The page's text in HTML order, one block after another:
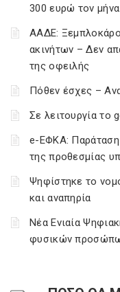
300 ευρώ τον
ΑΑΔΕ:
ακινήτων – Δεν
της οφειλής
Πόθεν έσχες –
Σε λειτουργία το
e-ΕΦΚΑ: Παράταση
της προθεσμίας
Ψηφίστηκε το
και αναπηρία
Νέα Ενιαία
φυσικών